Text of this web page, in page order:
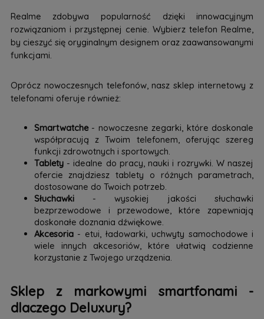
Realme zdobywa popularność dzięki innowacyjnym
rozwiązaniom i przystępnej cenie. Wybierz telefon Realme,
by cieszyć się oryginalnym designem oraz zaawansowanymi
funkcjami.
Oprócz nowoczesnych telefonów, nasz sklep internetowy z
telefonami oferuje również:
Smartwatche- nowoczesne zegarki, które doskonale
współpracują z Twoim telefonem, oferując szereg
funkcji zdrowotnych i sportowych.
Tablety- idealne do pracy, nauki i rozrywki. W naszej
ofercie znajdziesz tablety o różnych parametrach,
dostosowane do Twoich potrzeb.
Słuchawki- wysokiej jakości słuchawki
bezprzewodowe i przewodowe, które zapewniają
doskonałe doznania dźwiękowe.
Akcesoria- etui, ładowarki, uchwyty samochodowe i
wiele innych akcesoriów, które ułatwią codzienne
korzystanie z Twojego urządzenia.
Sklep z markowymi smartfonami -
dlaczego Deluxury?